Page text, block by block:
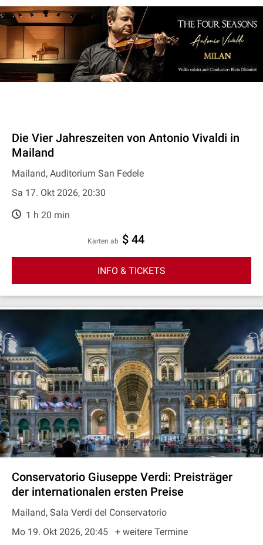
Die Vier Jahreszeiten von Antonio Vivaldi in
Mailand
Mailand, Auditorium San Fedele
Sa 17. Okt 2026, 20:30
1 h 20 min
Karten ab $ 44
INFO & TICKETS
Conservatorio Giuseppe Verdi: Preisträger
der internationalen ersten Preise
Mailand, Sala Verdi del Conservatorio
Mo 19. Okt 2026, 20:45
+ weitere Termine